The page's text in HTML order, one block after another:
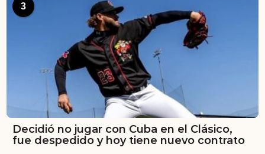
3
Decidió no jugar con Cuba en el Clásico,
fue despedido y hoy tiene nuevo contrato